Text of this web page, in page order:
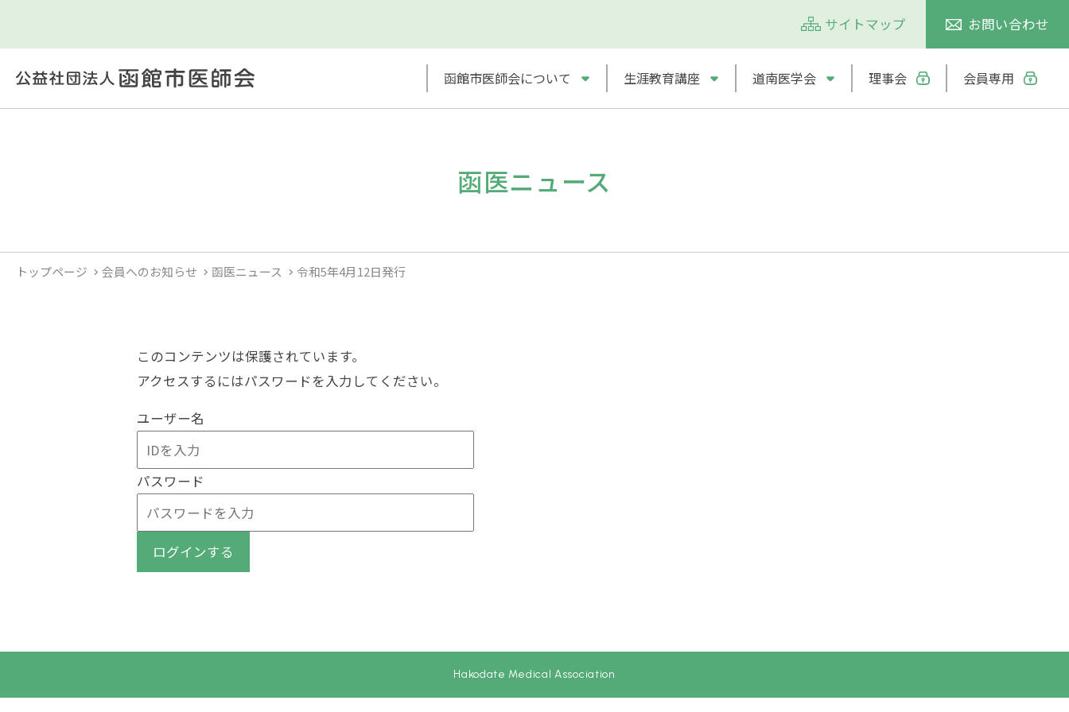
サイトマップ お問い合わせ
函館市医師会について 生涯教育講座 道南医学会 理事会 会員専用
函医ニュース
トップページ 会員へのお知らせ 函医ニュース 令和5年4月12日発行
このコンテンツは保護されています。
アクセスするにはパスワードを入力してください。
ユーザー名
パスワード
ログインする
Hakodate Medical Association